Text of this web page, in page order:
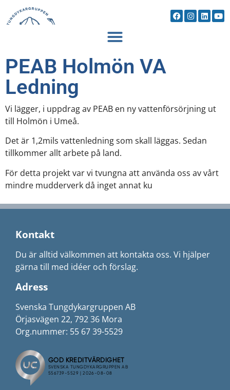
PEAB Holmön VA
Ledning
Vi lägger, i uppdrag av PEAB en ny vattenförsörjning ut
till Holmön i Umeå.
Det är 1,2mils vattenledning som skall läggas. Sedan
tillkommer allt arbete på land.
För detta projekt var vi tvungna att använda oss av vårt
mindre mudderverk då inget annat ku
Kontakt
Du är alltid välkommen att kontakta oss. Vi hjälper
gärna till med idéer och förslag.
Adress
Svenska Tungdykargruppen AB
Örjasvägen 22, 792 36 Mora
Org.nummer: 55 67 39-5529